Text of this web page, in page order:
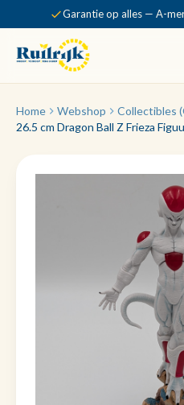
Garantie op alles — A-
Home Webshop
Collectibles
26.5 cm Dragon Ball Z Frieza